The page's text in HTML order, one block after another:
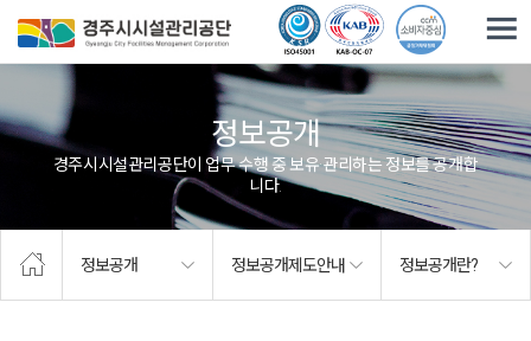
정보공개
경주시시설관리공단이 업무 수행 중 보유·관리하는 정보를 공개합
니다.
정보공개 정보공개제도안내 정보공개란?